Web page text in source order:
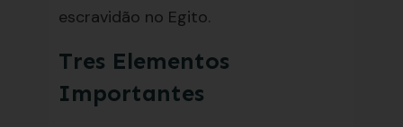
escravidão no Egito.
Tres Elementos
Importantes